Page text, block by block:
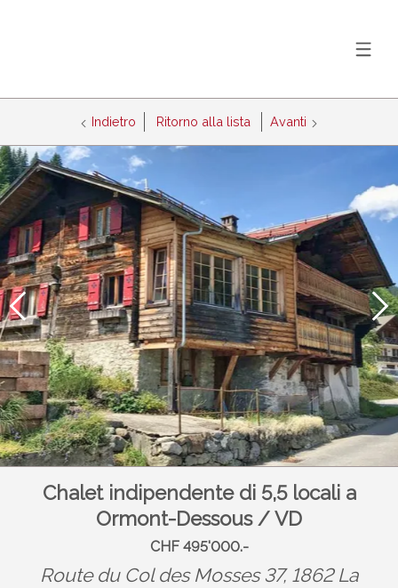
Indietro Ritorno alla lista Avanti
Chalet indipendente di 5,5 locali a
Ormont-Dessous / VD
CHF 495'000.-
Route du Col des Mosses 37, 1862 La